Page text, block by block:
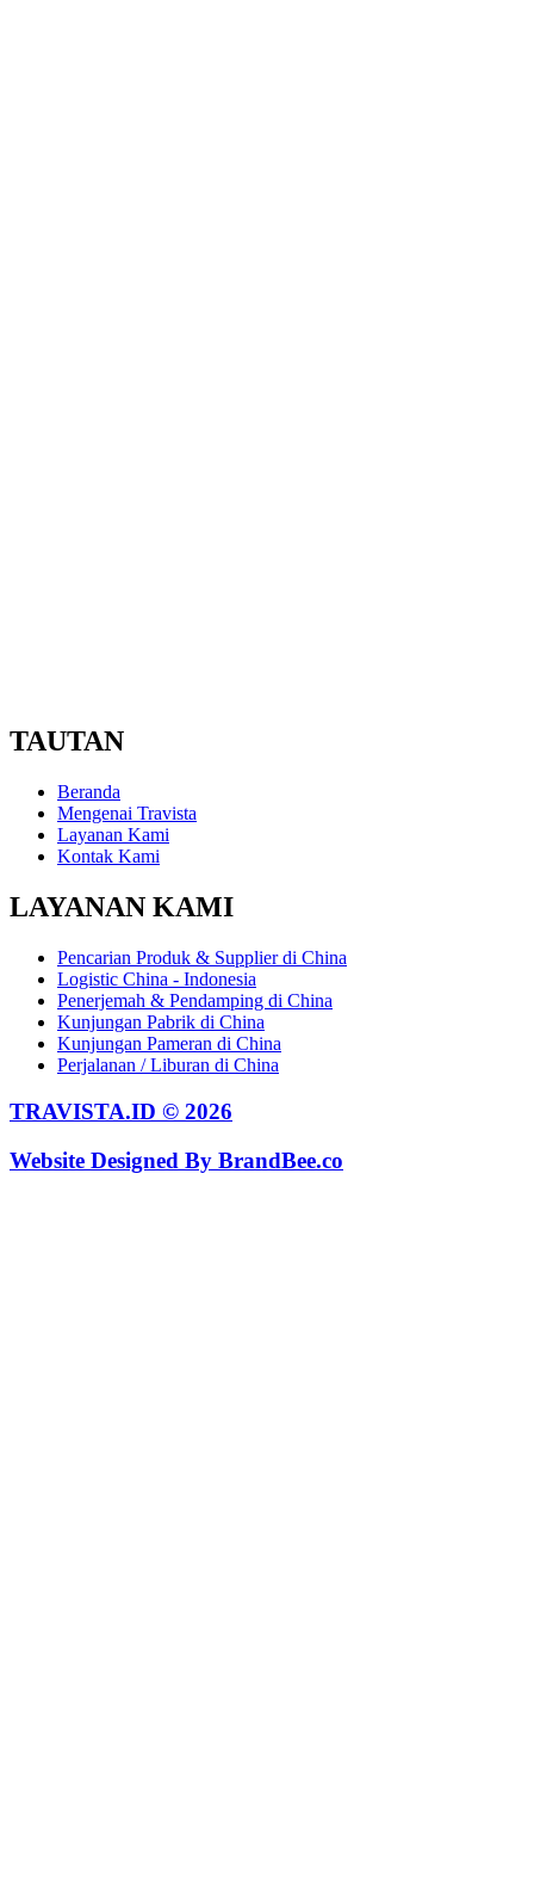
TAUTAN
Beranda
Mengenai Travista
Layanan Kami
Kontak Kami
LAYANAN KAMI
Pencarian Produk & Supplier di China
Logistic China - Indonesia
Penerjemah & Pendamping di China
Kunjungan Pabrik di China
Kunjungan Pameran di China
Perjalanan / Liburan di China
TRAVISTA.ID © 2026
Website Designed By BrandBee.co